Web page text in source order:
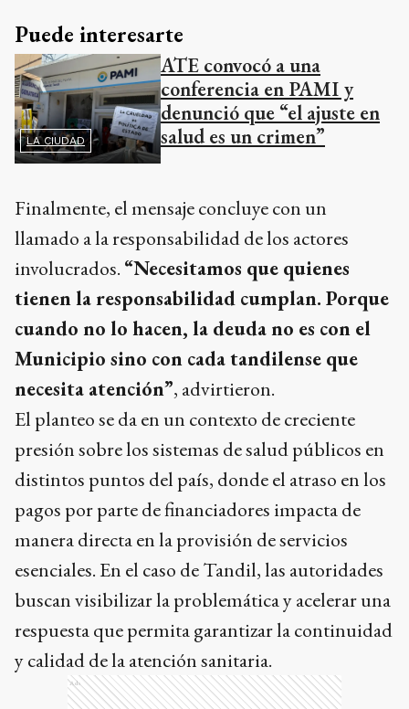
Puede interesarte
LA CIUDAD
ATE convocó a una
conferencia en PAMI y
denunció que “el ajuste en
salud es un crimen”
Finalmente, el mensaje concluye con un
llamado a la responsabilidad de los actores
involucrados. “Necesitamos que quienes
tienen la responsabilidad cumplan. Porque
cuando no lo hacen, la deuda no es con el
Municipio sino con cada tandilense que
necesita atención”, advirtieron.
El planteo se da en un contexto de creciente
presión sobre los sistemas de salud públicos en
distintos puntos del país, donde el atraso en los
pagos por parte de financiadores impacta de
manera directa en la provisión de servicios
esenciales. En el caso de Tandil, las autoridades
buscan visibilizar la problemática y acelerar una
respuesta que permita garantizar la continuidad
y calidad de la atención sanitaria.
Ads